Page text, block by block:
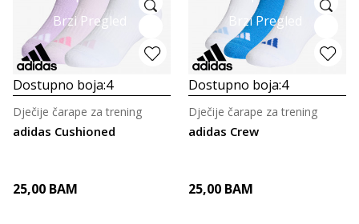
Brzi Pregled
Dostupno boja:4
adidas Cushioned
Dječije čarape za trening
25,00 BAM
Brzi Pregled
Dostupno boja:4
adidas Crew
Dječije čarape za trening
25,00 BAM